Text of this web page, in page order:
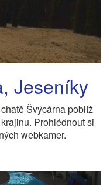
Jeseníky
Švýcárna poblíž
Prohlédnout si
webkamer.